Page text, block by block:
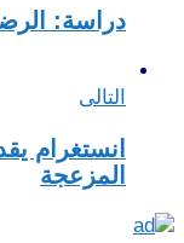
دراسة:
التالى
انستغرام
المزعجة